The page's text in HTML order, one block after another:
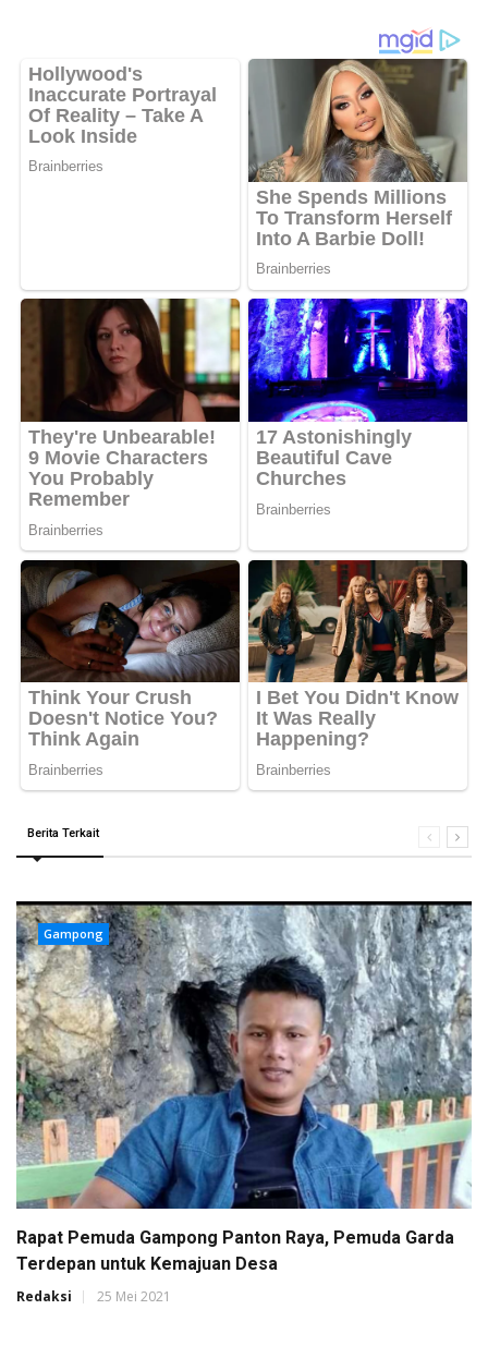
Berita Terkait
Gampong
Rapat Pemuda Gampong Panton Raya, Pemuda Garda
Terdepan untuk Kemajuan Desa
Redaksi 25 Mei 2021